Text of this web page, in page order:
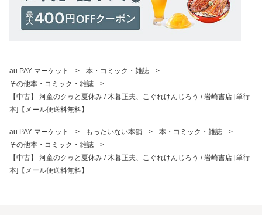
au PAY マーケット > 本・コミック・雑誌
>
その他本・コミック・雑誌
>
【中古】 河童のクゥと夏休み / 木暮正夫、こぐれけんじろう / 岩崎書店 [単行
本]【メール便送料無料】
au PAY マーケット > もったいない本舗 > 本・コミック・雑誌
>
その他本・コミック・雑誌
>
【中古】 河童のクゥと夏休み / 木暮正夫、こぐれけんじろう / 岩崎書店 [単行
本]【メール便送料無料】